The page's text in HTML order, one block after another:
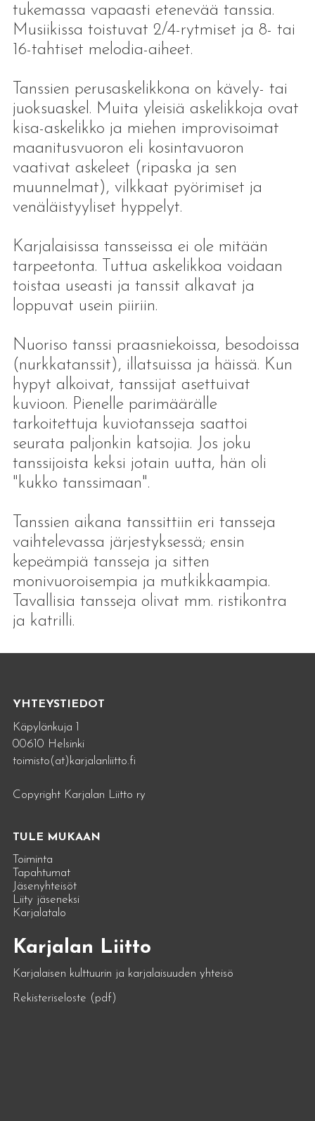
tukemassa vapaasti etenevää tanssia.
Musiikissa toistuvat 2/4-rytmiset ja 8- tai
16-tahtiset melodia-aiheet.
Tanssien perusaskelikkona on kävely- tai
juoksuaskel. Muita yleisiä askelikkoja ovat
kisa-askelikko ja miehen improvisoimat
maanitusvuoron eli kosintavuoron
vaativat askeleet (ripaska ja sen
muunnelmat), vilkkaat pyörimiset ja
venäläistyyliset hyppelyt.
Karjalaisissa tansseissa ei ole mitään
tarpeetonta. Tuttua askelikkoa voidaan
toistaa useasti ja tanssit alkavat ja
loppuvat usein piiriin.
Nuoriso tanssi praasniekoissa, besodoissa
(nurkkatanssit), illatsuissa ja häissä. Kun
hypyt alkoivat, tanssijat asettuivat
kuvioon. Pienelle parimäärälle
tarkoitettuja kuviotansseja saattoi
seurata paljonkin katsojia. Jos joku
tanssijoista keksi jotain uutta, hän oli
"kukko tanssimaan".
Tanssien aikana tanssittiin eri tansseja
vaihtelevassa järjestyksessä; ensin
kepeämpiä tansseja ja sitten
monivuoroisempia ja mutkikkaampia.
Tavallisia tansseja olivat mm. ristikontra
ja katrilli.
YHTEYSTIEDOT
Käpylänkuja 1
00610 Helsinki
toimisto(at)karjalanliitto.fi
Copyright Karjalan Liitto ry
TULE MUKAAN
Toiminta
Tapahtumat
Jäsenyhteisöt
Liity jäseneksi
Karjalatalo
Karjalan Liitto
Karjalaisen kulttuurin ja karjalaisuuden yhteisö
Rekisteriseloste (pdf)